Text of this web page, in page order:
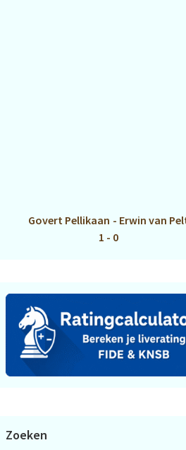
Govert Pellikaan - Erwin van
1 - 0
Zoeken